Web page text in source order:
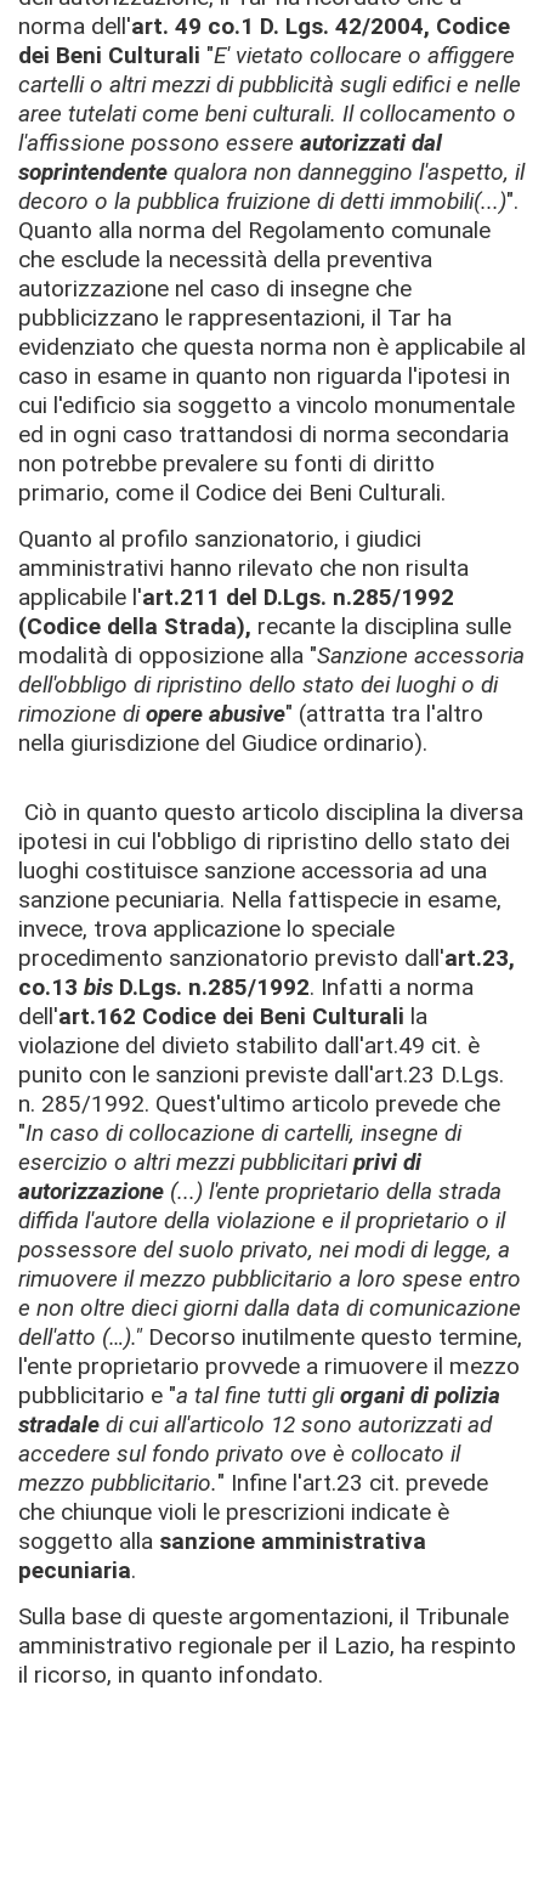
norma dell'art. 49 co.1 D. Lgs. 42/2004, Codice
dei Beni Culturali "E' vietato collocare o affiggere
cartelli o altri mezzi di pubblicità sugli edifici e nelle
aree tutelati come beni culturali. Il collocamento o
l'affissione possono essere autorizzati dal
soprintendente qualora non danneggino l'aspetto, il
decoro o la pubblica fruizione di detti immobili(...)".
Quanto alla norma del Regolamento comunale
che esclude la necessità della preventiva
autorizzazione nel caso di insegne che
pubblicizzano le rappresentazioni, il Tar ha
evidenziato che questa norma non è applicabile al
caso in esame in quanto non riguarda l'ipotesi in
cui l'edificio sia soggetto a vincolo monumentale
ed in ogni caso trattandosi di norma secondaria
non potrebbe prevalere su fonti di diritto
primario, come il Codice dei Beni Culturali.
Quanto al profilo sanzionatorio, i giudici
amministrativi hanno rilevato che non risulta
applicabile l'art.211 del D.Lgs. n.285/1992
(Codice della Strada), recante la disciplina sulle
modalità di opposizione alla "Sanzione accessoria
dell'obbligo di ripristino dello stato dei luoghi o di
rimozione diopere abusive" (attratta tra l'altro
nella giurisdizione del Giudice ordinario).
Ciò in quanto questo articolo disciplina la diversa
ipotesi in cui l'obbligo di ripristino dello stato dei
luoghi costituisce sanzione accessoria ad una
sanzione pecuniaria. Nella fattispecie in esame,
invece, trova applicazione lo speciale
procedimento sanzionatorio previsto dall'art.23,
co.13 bis D.Lgs. n.285/1992. Infatti a norma
dell'art.162 Codice dei Beni Culturali la
violazione del divieto stabilito dall'art.49 cit. è
punito con le sanzioni previste dall'art.23 D.Lgs.
n. 285/1992. Quest'ultimo articolo prevede che
"In caso di collocazione di cartelli, insegne di
esercizio o altri mezzi pubblicitariprivi di
autorizzazione (...) l'ente proprietario della strada
diffida l'autore della violazione e il proprietario o il
possessore del suolo privato, nei modi di legge, a
rimuovere il mezzo pubblicitario a loro spese entro
e non oltre dieci giorni dalla data di comunicazione
dell'atto (…)." Decorso inutilmente questo termine,
l'ente proprietario provvede a rimuovere il mezzo
pubblicitario e "a tal fine tutti gliorgani di polizia
stradale di cui all'articolo 12 sono autorizzati ad
accedere sul fondo privato ove è collocato il
mezzo pubblicitario." Infine l'art.23 cit. prevede
che chiunque violi le prescrizioni indicate è
soggetto alla sanzione amministrativa
pecuniaria.
Sulla base di queste argomentazioni, il Tribunale
amministrativo regionale per il Lazio, ha respinto
il ricorso, in quanto infondato.